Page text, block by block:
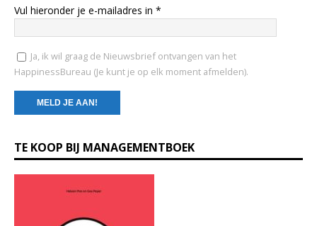
Vul hieronder je e-mailadres in *
Ja, ik wil graag de Nieuwsbrief ontvangen van het
HappinessBureau (Je kunt je op elk moment afmelden).
o
n
TE KOOP BIJ MANAGEMENTBOEK